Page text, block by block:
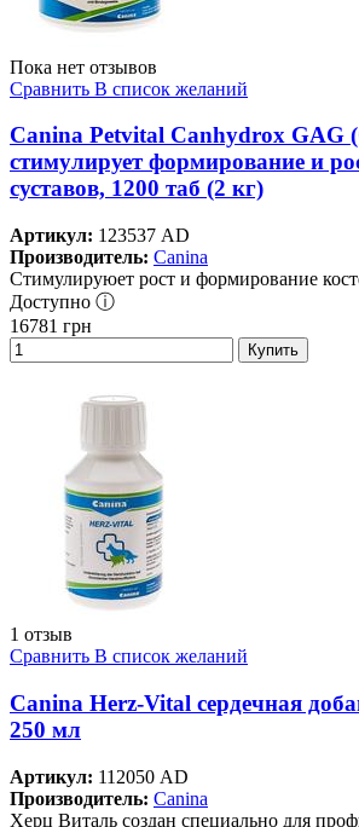
Пока нет отзывов
Сравнить В список желаний
Canina Petvital Canhydrox GAG
стимулирует формирование и
суставов, 1200 таб (2 кг)
Артикул: 123537 AD
Производитель: Canina
Стимулируюет рост и формирование
Доступно ⓘ
16781 грн
Купить
1 отзыв
Сравнить В список желаний
Canina Herz-Vital сердечная
250 мл
Артикул: 112050 AD
Производитель: Canina
Херц Виталь создан специально для